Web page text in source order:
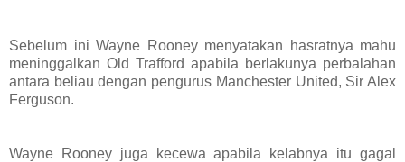
Sebelum ini Wayne Rooney menyatakan hasratnya mahu
meninggalkan Old Trafford apabila berlakunya perbalahan
antara beliau dengan pengurus Manchester United, Sir Alex
Ferguson.
Wayne Rooney juga kecewa apabila kelabnya itu gagal